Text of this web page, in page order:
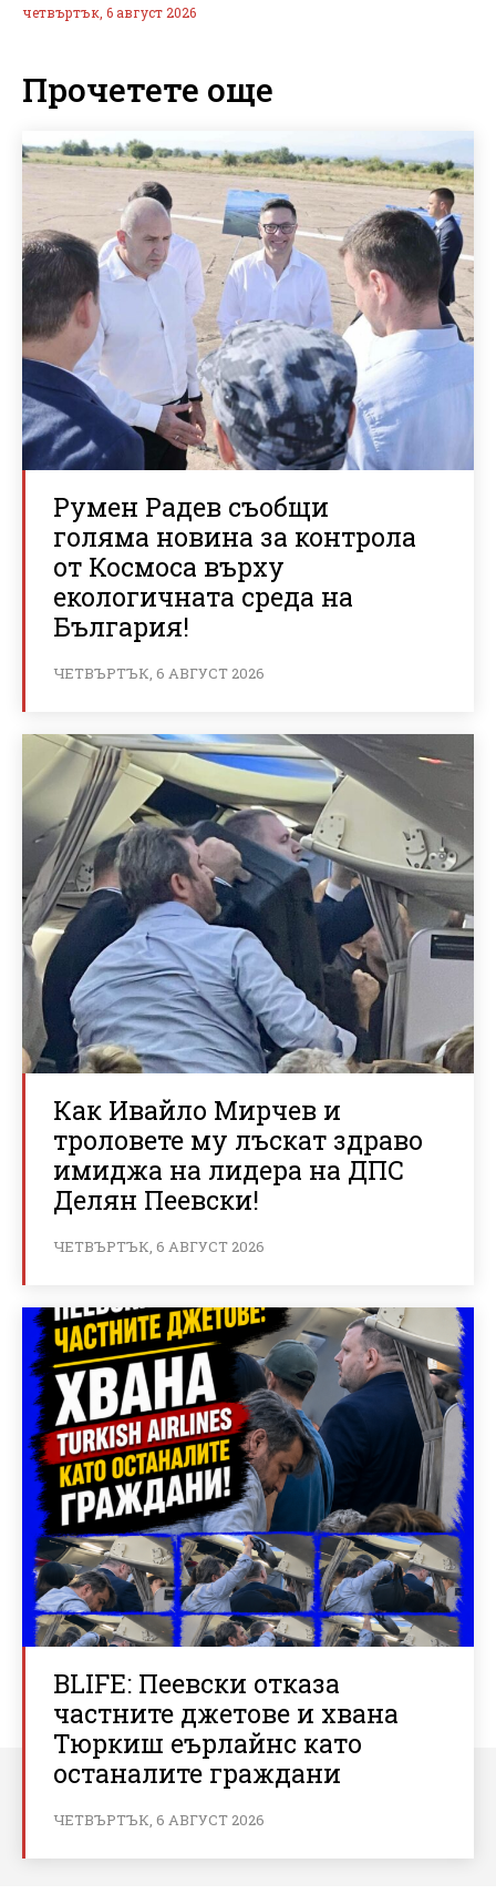
четвъртък, 6 август 2026
Прочетете още
Румен Радев съобщи
голяма новина за контрола
от Космоса върху
екологичната среда на
България!
ЧЕТВЪРТЪК, 6 АВГУСТ 2026
Как Ивайло Мирчев и
троловете му лъскат здраво
имиджа на лидера на ДПС
Делян Пеевски!
ЧЕТВЪРТЪК, 6 АВГУСТ 2026
BLIFE: Пеевски отказа
частните джетове и хвана
Тюркиш еърлайнс като
останалите граждани
ЧЕТВЪРТЪК, 6 АВГУСТ 2026